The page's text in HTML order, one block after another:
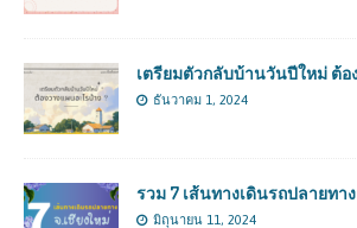
เตรียมตัวกลับบ้านวันปีใหม่ ต้อ
ธันวาคม 1, 2024
รวม 7 เส้นทางเดินรถปลายทา
มิถุนายน 11, 2024